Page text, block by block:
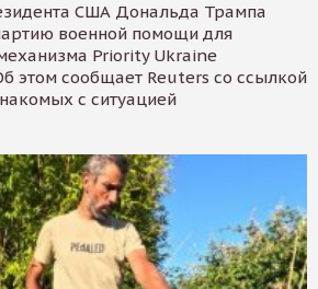
США Дональда Трампа
военной помощи для
Priority Ukraine
этом сообщает Reuters со ссылкой
с ситуацией